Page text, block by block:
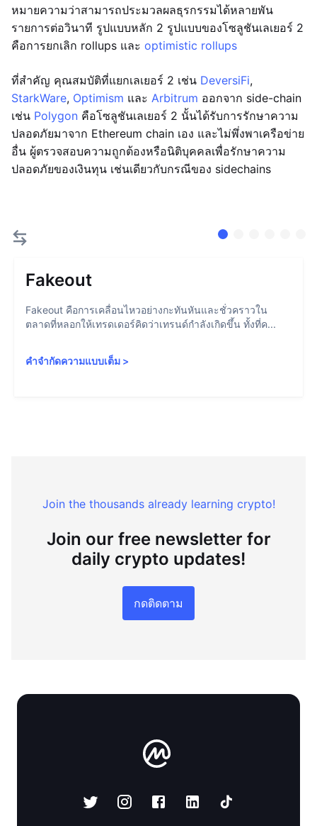
หมายความว่าสามารถประมวลผลธุรกรรมได้หลายพัน
รายการต่อวินาที รูปแบบหลัก 2 รูปแบบของโซลูชันเลเยอร์ 2
คือการยกเลิก rollups และ optimistic rollups
ที่สำคัญ คุณสมบัติที่แยกเลเยอร์ 2 เช่น DeversiFi,
StarkWare, Optimism และ Arbitrum ออกจาก side-chain
เช่น Polygon คือโซลูชันเลเยอร์ 2 นั้นได้รับการรักษาความ
ปลอดภัยมาจาก Ethereum chain เอง และไม่พึ่งพาเครือข่าย
อื่น ผู้ตรวจสอบความถูกต้องหรือนิติบุคคลเพื่อรักษาความ
ปลอดภัยของเงินทุน เช่นเดียวกับกรณีของ sidechains
Fakeout
Fakeout คือการเคลื่อนไหวอย่างกะทันหันและชั่วคราวใน
ตลาดที่หลอกให้เทรดเดอร์คิดว่าเทรนด์กำลังเกิดขึ้น ทั้งที่ค...
คำจำกัดความแบบเต็ม >
Join the thousands already learning crypto!
Join our free newsletter for
daily crypto updates!
กดติดตาม